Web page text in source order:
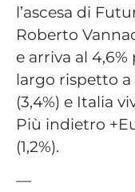
l’ascesa di
Roberto
e arriva al
largo rispetto a
(3,4%) e Italia
Più indietro
(1,2%).
—